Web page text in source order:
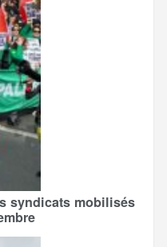
syndicats mobilisés